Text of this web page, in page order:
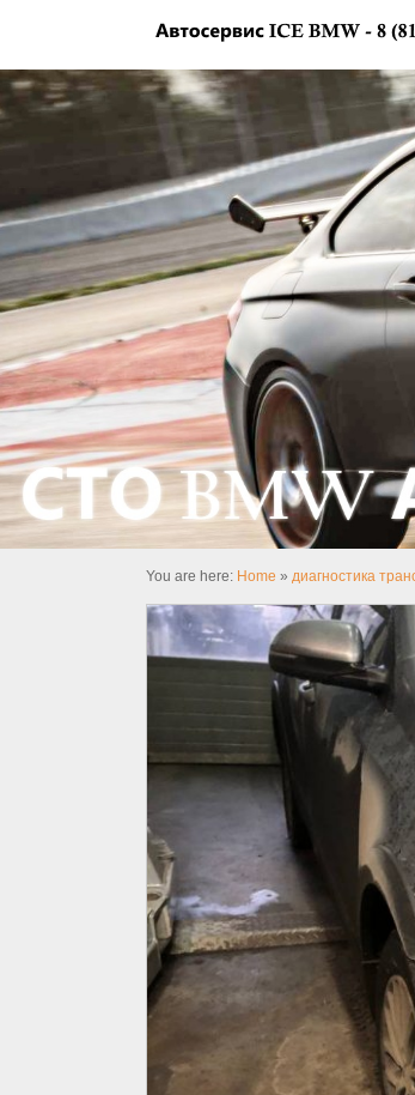
You are here: Home » диагностика